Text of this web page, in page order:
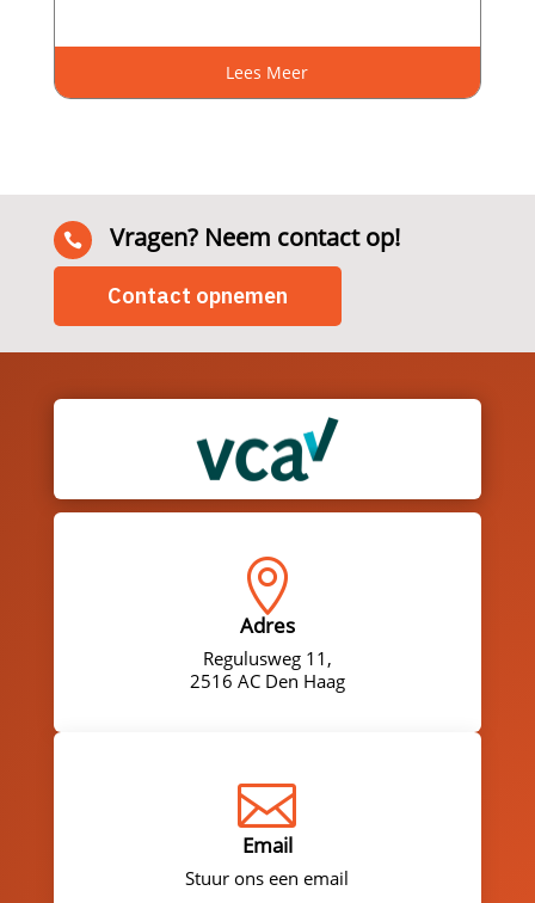
Lees Meer
 Vragen? Neem contact op!
Contact opnemen

Adres
Regulusweg 11,
2516 AC Den Haag

Email
Stuur ons een email